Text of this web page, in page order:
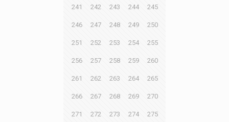
241 242 243 244 245
246 247 248 249 250
251 252 253 254 255
256 257 258 259 260
261 262 263 264 265
266 267 268 269 270
271 272 273 274 275